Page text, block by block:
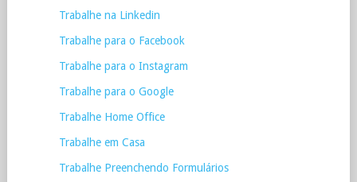
Trabalhe na Linkedin
Trabalhe para o Facebook
Trabalhe para o Instagram
Trabalhe para o Google
Trabalhe Home Office
Trabalhe em Casa
Trabalhe Preenchendo Formulários